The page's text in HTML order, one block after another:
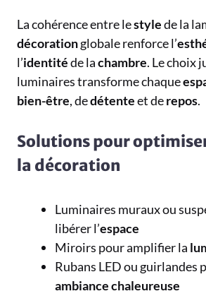
La cohérence entre lestylede la
décorationglobale renforce l’
l’identitéde lachambre. Le choix
luminaires transforme chaque
bien-être, dedétenteet derepos.
Solutions pour
la décoration
Luminaires muraux ou
libérer l’espace
Miroirs pour amplifier la
Rubans LED ou guirlandes
ambiancechaleureuse